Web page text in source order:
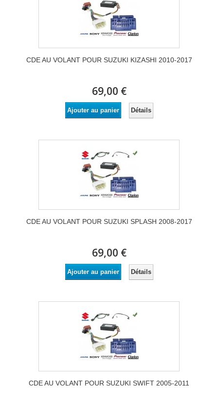
CDE AU VOLANT POUR SUZUKI KIZASHI 2010-2017
69,00 €
Ajouter au panier Détails
CDE AU VOLANT POUR SUZUKI SPLASH 2008-2017
69,00 €
Ajouter au panier Détails
CDE AU VOLANT POUR SUZUKI SWIFT 2005-2011